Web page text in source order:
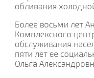
обливания
Более восьми лет
Комплексного
обслуживания
пяти лет ее
Ольга